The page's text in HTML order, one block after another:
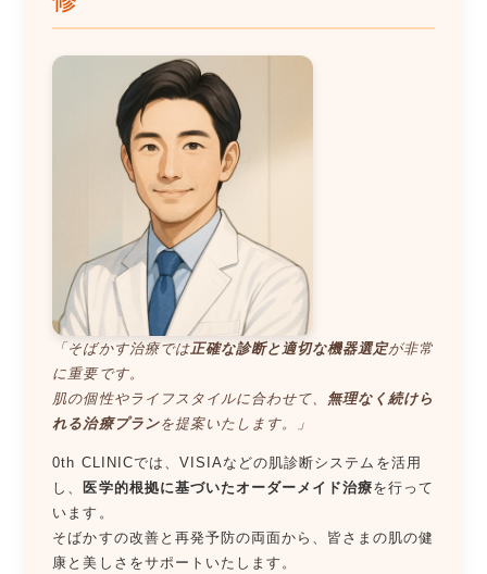
「そばかす治療では正確な診断と適切な機器選定が非常
に重要です。
肌の個性やライフスタイルに合わせて、 無理なく続けら
れる治療プランを提案いたします。」
0th CLINICでは、VISIAなどの肌診断システムを活用
し、
医学的根拠に基づいたオーダーメイド治療を行って
います。
そばかすの改善と再発予防の両面から、皆さまの肌の健
康と美しさをサポートいたします。